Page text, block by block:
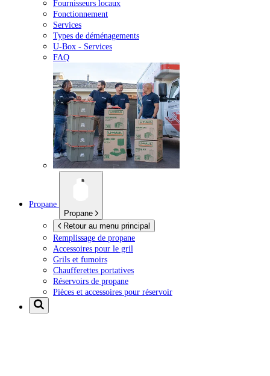
Fournisseurs locaux
Fonctionnement
Services
Types de déménagements
U-Box - Services
FAQ
Propane
Propane
Retour au menu principal
Remplissage de propane
Accessoires pour le gril
Grils et fumoirs
Chaufferettes portatives
Réservoirs de propane
Pièces et accessoires pour réservoir